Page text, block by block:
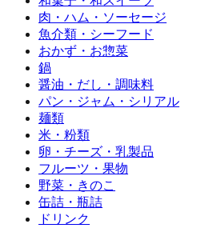
肉・ハム・ソーセージ
魚介類・シーフード
おかず・お惣菜
鍋
醤油・だし・調味料
パン・ジャム・シリアル
麺類
米・粉類
卵・チーズ・乳製品
フルーツ・果物
野菜・きのこ
缶詰・瓶詰
ドリンク